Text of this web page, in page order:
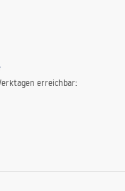
erreichbar: